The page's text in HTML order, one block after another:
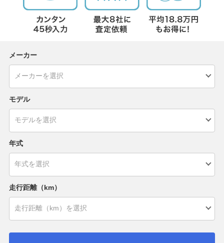
メーカー
モデル
年式
走行距離（km）